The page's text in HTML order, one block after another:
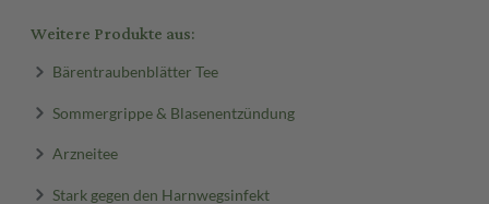
Weitere Produkte aus:
Bärentraubenblätter Tee
Sommergrippe & Blasenentzündung
Arzneitee
Stark gegen den Harnwegsinfekt